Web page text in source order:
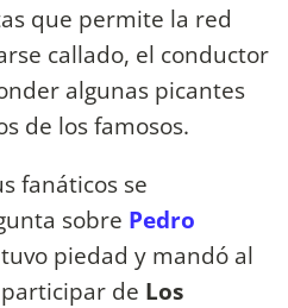
que permite la red
callado, el conductor
algunas picantes
de los famosos.
fanáticos se
sobre Pedro
piedad y mandó al
de Los